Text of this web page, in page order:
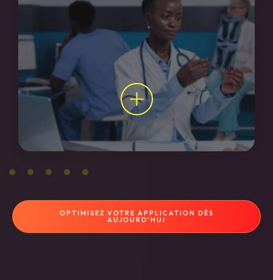
OPTIMISEZ VOTRE APPLICATION DÈS
AUJOURD’HUI